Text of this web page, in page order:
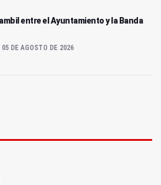
entre el Ayuntamiento y la Banda
05 DE AGOSTO DE 2026